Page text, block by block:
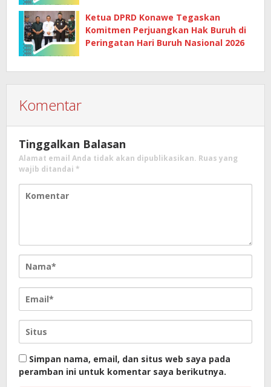
kerugian negara
Ketua DPRD Konawe Tegaskan
Komitmen Perjuangkan Hak Buruh di
Peringatan Hari Buruh Nasional 2026
Komentar
Tinggalkan Balasan
Alamat email Anda tidak akan dipublikasikan. Ruas yang
wajib ditandai *
Simpan nama, email, dan situs web saya pada
peramban ini untuk komentar saya berikutnya.